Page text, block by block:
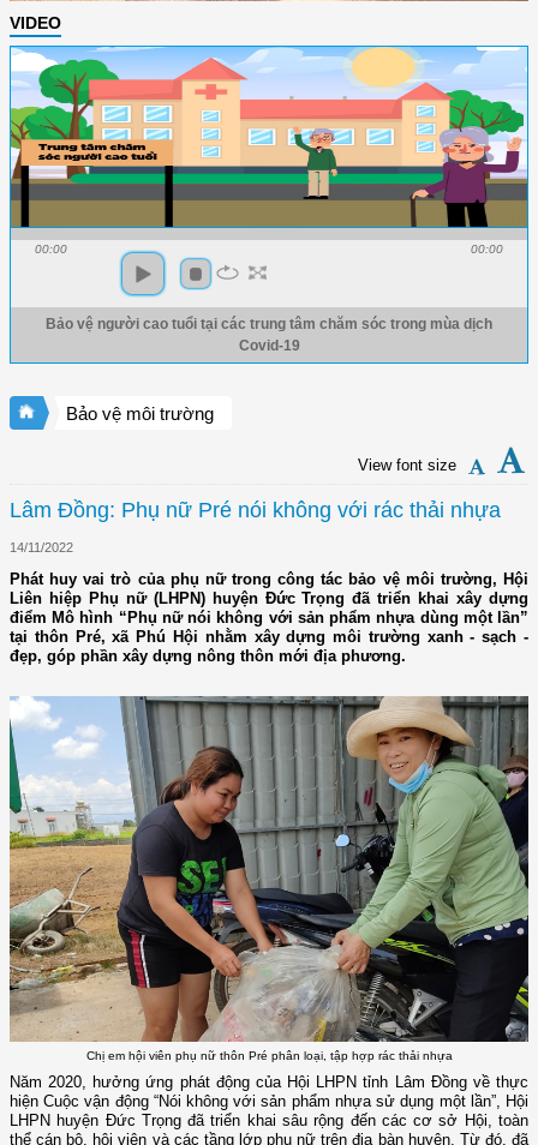
VIDEO
00:00 00:00
Bảo vệ người cao tuổi tại các trung tâm chăm sóc trong mùa dịch
Covid-19
Bảo vệ môi trường
View font size
Lâm Đồng: Phụ nữ Pré nói không với rác thải nhựa
14/11/2022
Phát huy vai trò của phụ nữ trong công tác bảo vệ môi trường, Hội
Liên hiệp Phụ nữ (LHPN) huyện Đức Trọng đã triển khai xây dựng
điểm Mô hình “Phụ nữ nói không với sản phẩm nhựa dùng một lần”
tại thôn Pré, xã Phú Hội nhằm xây dựng môi trường xanh - sạch -
đẹp, góp phần xây dựng nông thôn mới địa phương.
Chị em hội viên phụ nữ thôn Pré phân loại, tập hợp rác thải nhựa
Năm 2020, hưởng ứng phát động của Hội LHPN tỉnh Lâm Đồng về thực
hiện Cuộc vận động “Nói không với sản phẩm nhựa sử dụng một lần”, Hội
LHPN huyện Đức Trọng đã triển khai sâu rộng đến các cơ sở Hội, toàn
thể cán bộ, hội viên và các tầng lớp phụ nữ trên địa bàn huyện. Từ đó, đã